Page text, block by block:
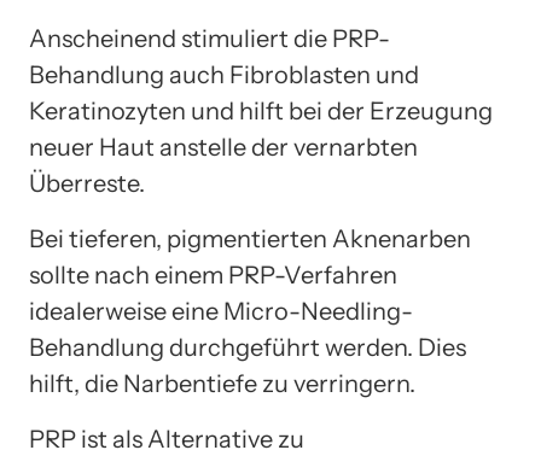
Anscheinend stimuliert die PRP-
Behandlung auch Fibroblasten und
Keratinozyten und hilft bei der Erzeugung
neuer Haut anstelle der vernarbten
Überreste.
Bei tieferen, pigmentierten Aknenarben
sollte nach einem PRP-Verfahren
idealerweise eine Micro-Needling-
Behandlung durchgeführt werden. Dies
hilft, die Narbentiefe zu verringern.
PRP ist als Alternative zu